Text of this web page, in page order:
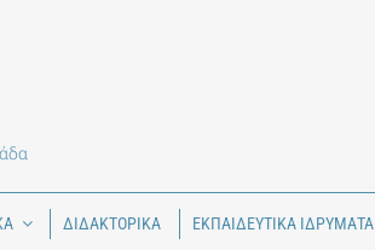
ΔΙΔΑΚΤΟΡΙΚΑ ΕΚΠΑΙΔΕΥΤΙΚΑ ΙΔΡΥΜΑΤΑ